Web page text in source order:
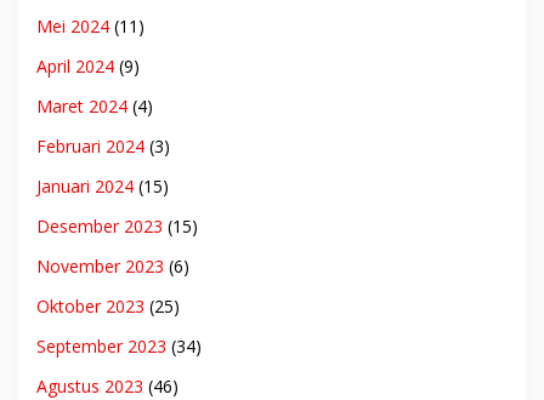
Mei 2024 (11)
April 2024 (9)
Maret 2024 (4)
Februari 2024 (3)
Januari 2024 (15)
Desember 2023 (15)
November 2023 (6)
Oktober 2023 (25)
September 2023 (34)
Agustus 2023 (46)